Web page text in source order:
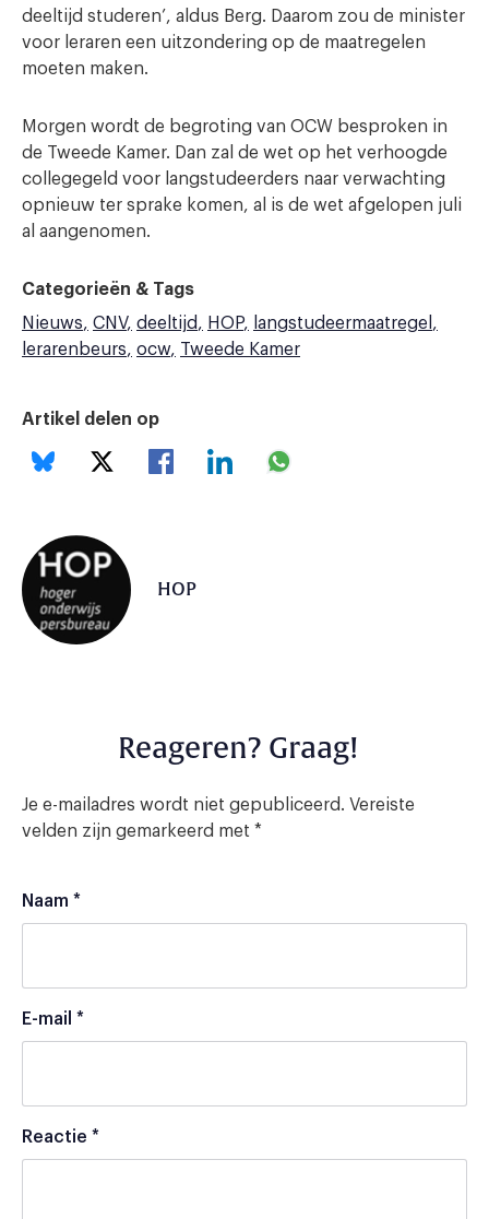
deeltijd studeren’, aldus Berg. Daarom zou de minister
voor leraren een uitzondering op de maatregelen
moeten maken.
Morgen wordt de begroting van OCW besproken in
de Tweede Kamer. Dan zal de wet op het verhoogde
collegegeld voor langstudeerders naar verwachting
opnieuw ter sprake komen, al is de wet afgelopen juli
al aangenomen.
Categorieën & Tags
Nieuws
CNV deeltijd HOP
langstudeermaatregel
lerarenbeurs
ocw Tweede Kamer
Artikel delen op
HOP
Reageren? Graag!
Je e-mailadres wordt niet gepubliceerd. Vereiste
velden zijn gemarkeerd met *
Naam *
E-mail *
Reactie *